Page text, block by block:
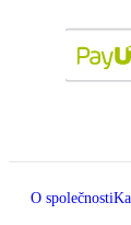
O společnosti